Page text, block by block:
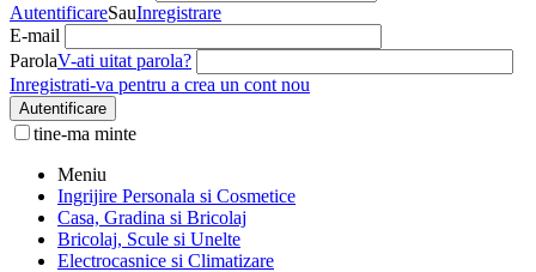
AutentificareSauInregistrare
E-mail
ParolaV-ati uitat parola?
Inregistrati-va pentru a crea un cont nou
Autentificare
tine-ma minte
Meniu
Ingrijire Personala si Cosmetice
Casa, Gradina si Bricolaj
Bricolaj, Scule si Unelte
Electrocasnice si Climatizare